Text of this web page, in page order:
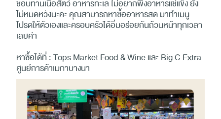
ชอบทานเนื้อสัตว์ อาหารทะเล ไม่อยากพึ่งอาหารแช่แข็ง ยัง
ไม่หมดหวังนะคะ คุณสามารถหาซื้ออาหารสด มาทำเมนู
โปรดให้ตัวเองและครอบครัวได้อิ่มอร่อยกันถ้วนหน้าทุกเวลา
เลยค่า
หาซื้อได้ที่ : Tops Market Food & Wine และ Big C Extra
ศูนย์การค้าเมกาบางนา